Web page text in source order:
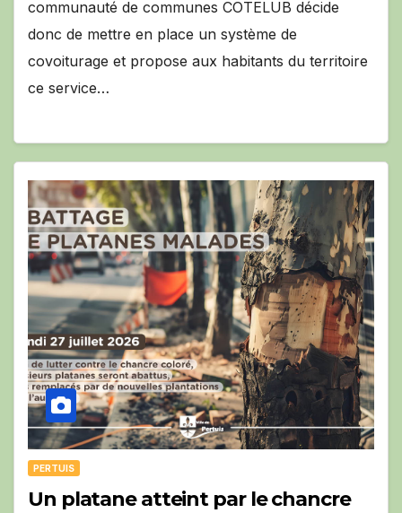
communauté de communes COTELUB décide
donc de mettre en place un système de
covoiturage et propose aux habitants du territoire
ce service…
PERTUIS
Un platane atteint par le chancre